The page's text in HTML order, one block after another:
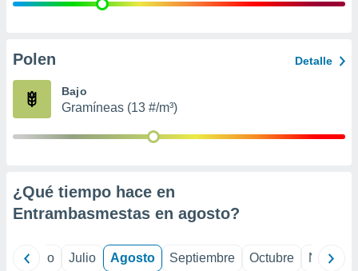
e
publicidad
Polen Detalle
Bajo
Gramíneas (13 #/m³)
¿Qué tiempo hace en
Entrambasmestas en agosto?
Junio Julio Agosto Septiembre Octubre